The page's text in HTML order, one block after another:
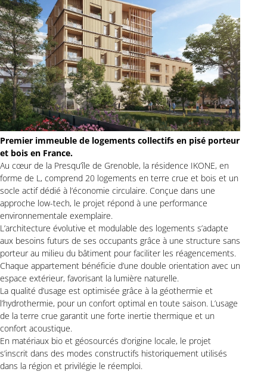
Premier immeuble de logements collectifs en pisé porteur
et bois en France.
Au cœur de la Presqu’île de Grenoble, la résidence IKONE, en
forme de L, comprend 20 logements en terre crue et bois et un
socle actif dédié à l’économie circulaire. Conçue dans une
approche low-tech, le projet répond à une performance
environnementale exemplaire.
L’architecture évolutive et modulable des logements s’adapte
aux besoins futurs de ses occupants grâce à une structure sans
porteur au milieu du bâtiment pour faciliter les réagencements.
Chaque appartement bénéficie d’une double orientation avec un
espace extérieur, favorisant la lumière naturelle.
La qualité d’usage est optimisée grâce à la géothermie et
l’hydrothermie, pour un confort optimal en toute saison. L’usage
de la terre crue garantit une forte inertie thermique et un
confort acoustique.
En matériaux bio et géosourcés d’origine locale, le projet
s’inscrit dans des modes constructifs historiquement utilisés
dans la région et privilégie le réemploi.